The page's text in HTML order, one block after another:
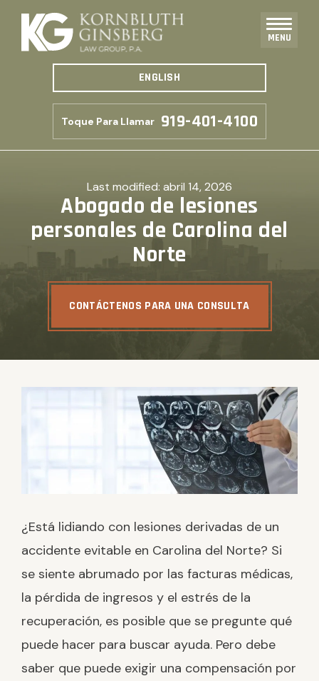
ENGLISH
Toque Para Llamar 919-401-4100
MENU
Last modified: abril 14, 2026
Abogado de lesiones
personales de Carolina del
Norte
CONTÁCTENOS PARA UNA CONSULTA
¿Está lidiando con lesiones derivadas de un
accidente evitable en Carolina del Norte? Si
se siente abrumado por las facturas médicas,
la pérdida de ingresos y el estrés de la
recuperación, es posible que se pregunte qué
puede hacer para buscar ayuda. Pero debe
saber que puede exigir una compensación por